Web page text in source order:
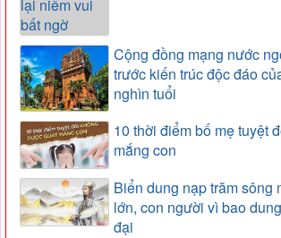
Cộng đồng mạng nước
trước kiến trúc độc đáo
nghìn tuổi
10 thời điểm bố mẹ tuyệt
mắng con
Biển dung nạp trăm sông
lớn, con người vì bao
đại